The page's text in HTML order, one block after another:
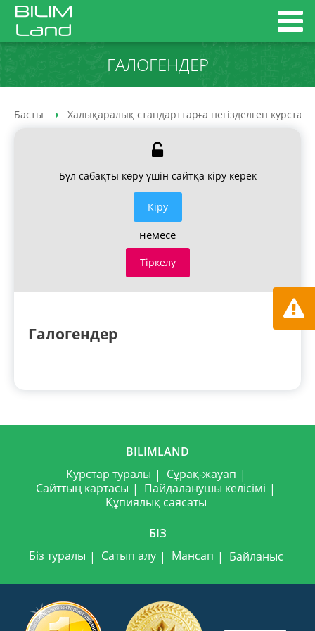
ГАЛОГЕНДЕР
Басты Халықаралық стандарттарға негізделген курстар
Бұл сабақты көру үшін сайтқа кіру керек
Кiру
немесе
Тіркелу
Галогендер
BILIMLAND
Курстар туралы
Сұрақ-жауап
Сайттың картасы
Пайдаланушы келісімі
Құпиялық саясаты
БІЗ
Біз туралы
Сатып алу Мансап Байланыс